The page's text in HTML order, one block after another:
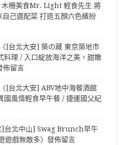
木柵美食Mr. Light 輕食先生 將
己選配菜 打造五顏六色繽紛
[台北大安] 築の藏 東京築地市
料理 / 入口綻放海洋之美，甜嫩
佈留言
[台北大安] ABV地中海餐酒館
國風情輕食早午餐 / 捷運國父紀
[台北中山] Swag Brunch早午
遊戲無敵多〉發佈留言